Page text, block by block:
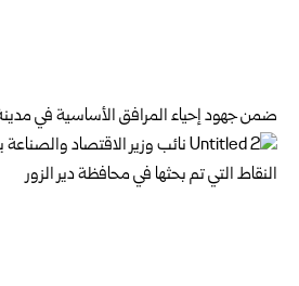
ضمن جهود إحياء المرافق الأساسية في